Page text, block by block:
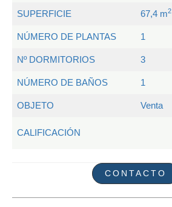
SUPERFICIE 67,4 m2
NÚMERO DE PLANTAS 1
Nº DORMITORIOS 3
NÚMERO DE BAÑOS 1
OBJETO Venta
CALIFICACIÓN
CONTACTO